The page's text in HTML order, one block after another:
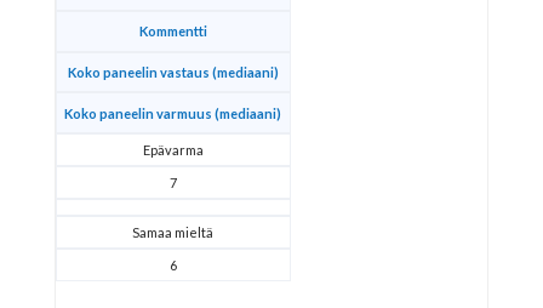
Kommentti
Koko paneelin vastaus (mediaani)
Koko paneelin varmuus (mediaani)
Epävarma
7
Samaa mieltä
6